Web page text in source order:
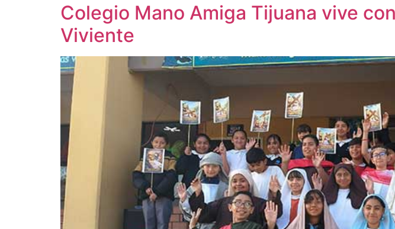
Colegio Mano Amiga Tijuana vive
Viviente